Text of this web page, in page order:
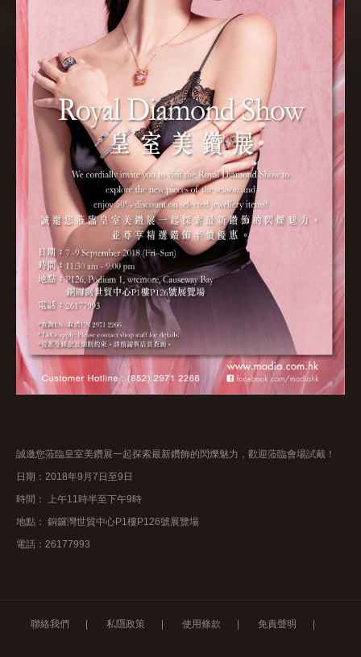
誠邀您蒞臨皇室美鑽展一起探索最新鑽飾的閃爍魅力，歡迎蒞臨會場試戴！
日期：2018年9月7日至9日
時間： 上午11時半至下午9時
地點： 銅鑼灣世貿中心P1樓P126號展覽場
電話：26177993
聯絡我們 私隱政策 使用條款 免責聲明